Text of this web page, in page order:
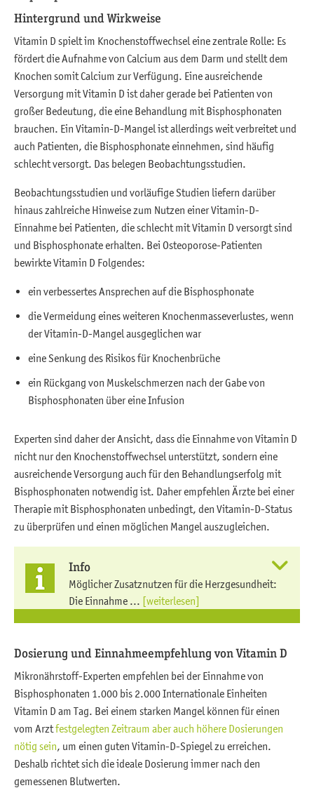
Hintergrund und Wirkweise
Vitamin D spielt im Knochenstoffwechsel eine zentrale Rolle: Es
fördert die Aufnahme von Calcium aus dem Darm und stellt dem
Knochen somit Calcium zur Verfügung. Eine ausreichende
Versorgung mit Vitamin D ist daher gerade bei Patienten von
großer Bedeutung, die eine Behandlung mit Bisphosphonaten
brauchen. Ein Vitamin-D-Mangel ist allerdings weit verbreitet und
auch Patienten, die Bisphosphonate einnehmen, sind häufig
schlecht versorgt. Das belegen Beobachtungsstudien.
Beobachtungsstudien und vorläufige Studien liefern darüber
hinaus zahlreiche Hinweise zum Nutzen einer Vitamin-D-
Einnahme bei Patienten, die schlecht mit Vitamin D versorgt sind
und Bisphosphonate erhalten. Bei Osteoporose-Patienten
bewirkte Vitamin D Folgendes:
ein verbessertes Ansprechen auf die Bisphosphonate
die Vermeidung eines weiteren Knochenmasseverlustes, wenn
der Vitamin-D-Mangel ausgeglichen war
eine Senkung des Risikos für Knochenbrüche
ein Rückgang von Muskelschmerzen nach der Gabe von
Bisphosphonaten über eine Infusion
Experten sind daher der Ansicht, dass die Einnahme von Vitamin D
nicht nur den Knochenstoffwechsel unterstützt, sondern eine
ausreichende Versorgung auch für den Behandlungserfolg mit
Bisphosphonaten notwendig ist. Daher empfehlen Ärzte bei einer
Therapie mit Bisphosphonaten unbedingt, den Vitamin-D-Status
zu überprüfen und einen möglichen Mangel auszugleichen.
Info
Möglicher Zusatznutzen für die Herzgesundheit:
Die Einnahme ... [weiterlesen]
Dosierung und Einnahmeempfehlung von Vitamin D
Mikronährstoff-Experten empfehlen bei der Einnahme von
Bisphosphonaten 1.000 bis 2.000 Internationale Einheiten
Vitamin D am Tag. Bei einem starken Mangel können für einen
vom Arztfestgelegten Zeitraum aber auch höhere Dosierungen
nötig sein, um einen guten Vitamin-D-Spiegel zu erreichen.
Deshalb richtet sich die ideale Dosierung immer nach den
gemessenen Blutwerten.